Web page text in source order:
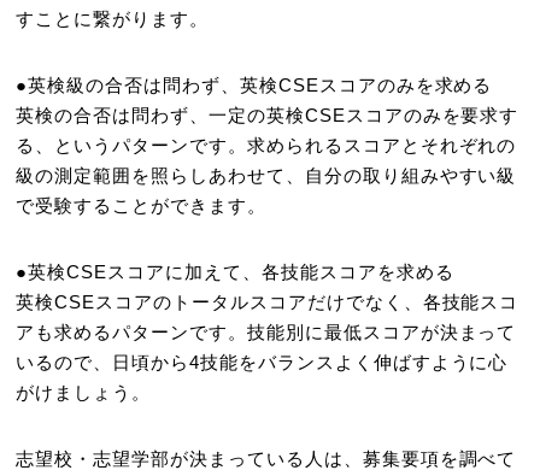
すことに繋がります。
●英検級の合否は問わず、英検CSEスコアのみを求める
英検の合否は問わず、一定の英検CSEスコアのみを要求す
る、というパターンです。求められるスコアとそれぞれの
級の測定範囲を照らしあわせて、自分の取り組みやすい級
で受験することができます。
●英検CSEスコアに加えて、各技能スコアを求める
英検CSEスコアのトータルスコアだけでなく、各技能スコ
アも求めるパターンです。技能別に最低スコアが決まって
いるので、日頃から4技能をバランスよく伸ばすように心
がけましょう。
志望校・志望学部が決まっている人は、募集要項を調べて